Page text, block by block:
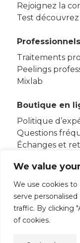
We value
We use cookies
serve
traffic. By clicking
of cookies.
Rejoignez la
Test
Professionnels
Traitements
Peelings
Mixlab
Boutique en
Politique
Questions
Échanges et